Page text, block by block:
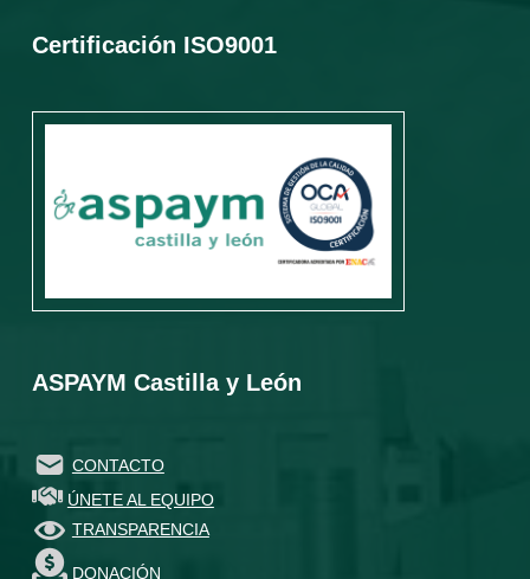
Certificación ISO9001
ASPAYM Castilla y León
CONTACTO
ÚNETE AL EQUIPO
TRANSPARENCIA
DONACIÓN